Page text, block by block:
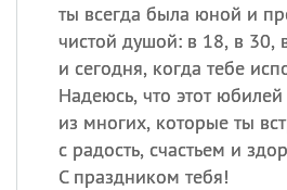
ты всегда была юной и
чистой душой: в 18, в 30,
и сегодня, когда тебе
Надеюсь, что этот
из многих, которые ты
с радость, счастьем и
С праздником тебя!